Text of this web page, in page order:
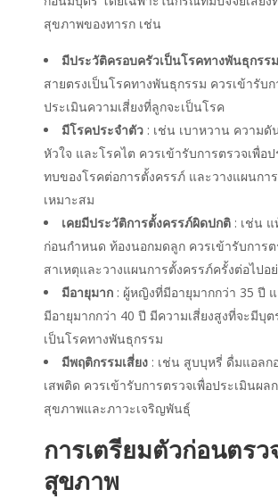
สุขภาพของทารก เช่น
มีประวัติครอบครัวเป็นโรคทางพันธุกรรม
สายตรงเป็นโรคทางพันธุกรรม ควรเข้ารับก
ประเมินความเสี่ยงที่ลูกจะเป็นโรค
มีโรคประจำตัว : เช่น เบาหวาน ความ
หัวใจ และโรคไต ควรเข้ารับการตรวจเพื่อ
ทบของโรคต่อการตั้งครรภ์ และวางแผนกา
เหมาะสม
เคยมีประวัติการตั้งครรภ์ผิดปกติ : เช่น
ก่อนกำหนด ท้องนอกมดลูก ควรเข้ารับการต
สาเหตุและวางแผนการตั้งครรภ์ครั้งต่อไปอ
มีอายุมาก : ผู้หญิงที่มีอายุมากกว่า 35 ปี
มีอายุมากกว่า 40 ปี มีความเสี่ยงสูงที่จะมีบุ
เป็นโรคทางพันธุกรรม
มีพฤติกรรมเสี่ยง : เช่น สูบบุหรี่ ดื่มแอลก
เสพติด ควรเข้ารับการตรวจเพื่อประเมินผล
สุขภาพและภาวะเจริญพันธุ์
การเตรียมตัวก่อนตรว
สุขภาพ